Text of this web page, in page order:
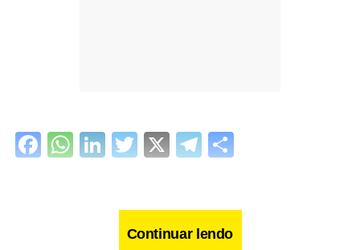
Facebook
WhatsApp
LinkedIn
Twitter
X Telegram
Continuar lendo